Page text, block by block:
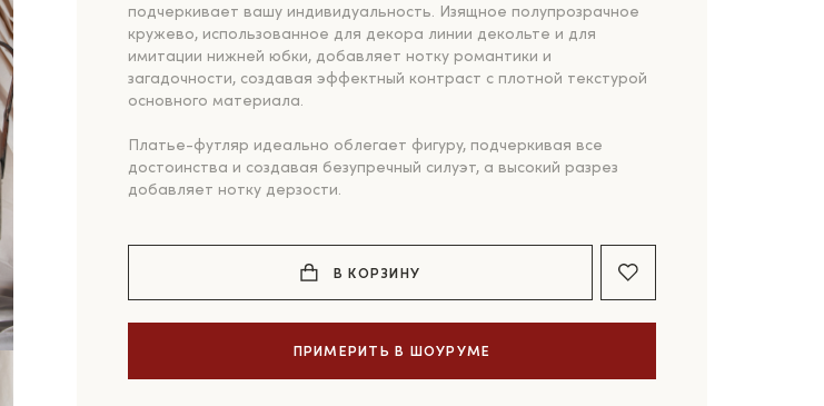
подчеркивает вашу индивидуальность. Изящное полупрозрачное
кружево, использованное для декора линии декольте и для
имитации нижней юбки, добавляет нотку романтики и
загадочности, создавая эффектный контраст с плотной текстурой
основного материала.
Платье-футляр идеально облегает фигуру, подчеркивая все
достоинства и создавая безупречный силуэт, а высокий разрез
добавляет нотку дерзости.
В КОРЗИНУ
ПРИМЕРИТЬ В ШОУРУМЕ